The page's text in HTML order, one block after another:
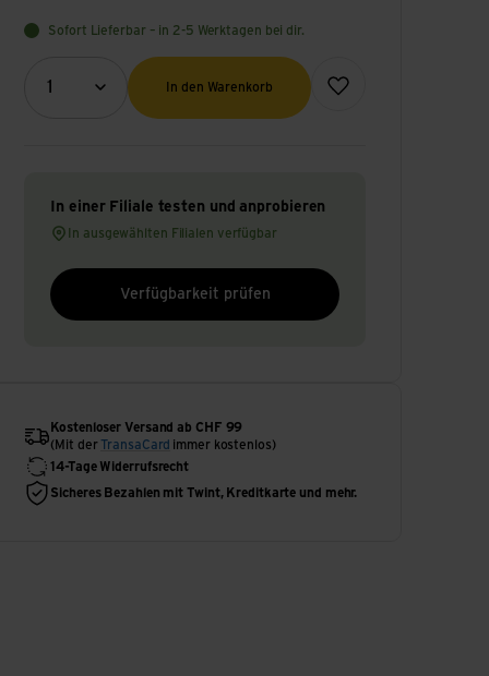
Sofort Lieferbar – in 2-5 Werktagen bei dir.
1
Menge (Optional)
In den Warenkorb
Zur Wunschliste
In einer Filiale testen und anprobieren
In ausgewählten Filialen verfügbar
Verfügbarkeit prüfen
Kostenloser Versand ab CHF 99
(Mit derTransaCard immer kostenlos)
14-Tage Widerrufsrecht
Sicheres Bezahlen mit Twint, Kreditkarte und mehr.